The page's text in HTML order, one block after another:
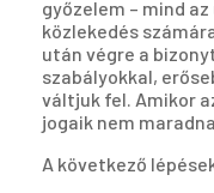
győzelem – mind
közlekedés
után végre a
szabályokkal,
váltjuk fel. Amikor
jogaik nem
A következő